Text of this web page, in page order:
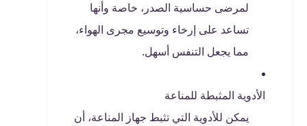
لمرضى حساسية الصدر، خاصة وأنها
تساعد على إرخاء وتوسيع مجرى الهواء،
مما يجعل التنفس أسهل.
الأدوية المثبطة للمناعة
يمكن للأدوية التي تثبط جهاز المناعة، أن